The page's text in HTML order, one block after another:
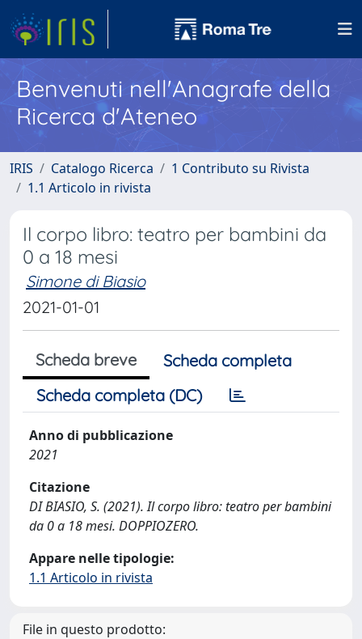
Benvenuti nell'Anagrafe della
Ricerca d'Ateneo
IRIS Catalogo Ricerca
1 Contributo su Rivista
1.1 Articolo in rivista
Il corpo libro: teatro per bambini da
0 a 18 mesi
Simone di Biasio
2021-01-01
Scheda breve
Scheda completa
Scheda completa (DC)
Anno di pubblicazione
2021
Citazione
DI BIASIO, S. (2021). Il corpo libro: teatro per bambini
da 0 a 18 mesi. DOPPIOZERO.
Appare nelle tipologie:
1.1 Articolo in rivista
File in questo prodotto: